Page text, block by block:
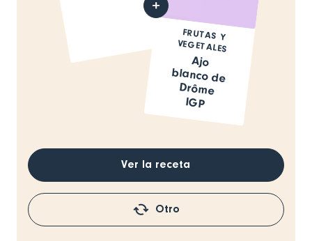
FRUTAS Y
VEGETALES
Ajo
blanco de
Drôme
IGP
Ver la receta
Otro